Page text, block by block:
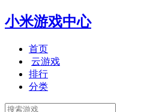
小米游戏中心
首页
云游戏
排行
分类